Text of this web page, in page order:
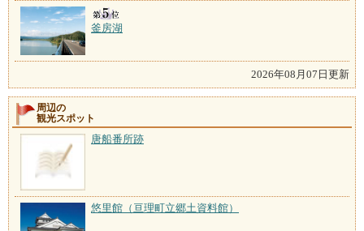
釜房湖
2026年08月07日更新
周辺の
観光スポット
唐船番所跡
悠里館（亘理町立郷土資料館）